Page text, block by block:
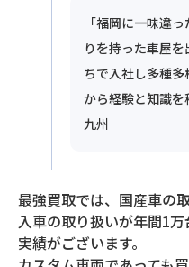
「福岡に一味違
りを持った車屋
ちで入社し多種
から経験と知識を
九州
最強買取では、国産車の
入車の取り扱いが年間1
実績がございます。